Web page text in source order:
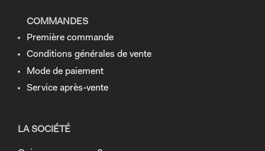
COMMANDES
Première commande
Conditions générales de vente
Mode de paiement
Service après-vente
LA SOCIÉTÉ